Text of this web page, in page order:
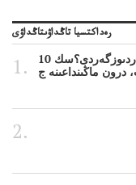
رەداكتسيا تاڭداۋىتاڭداۋى
10 كۇندە نە وزنەردىوزگەردى؟سك